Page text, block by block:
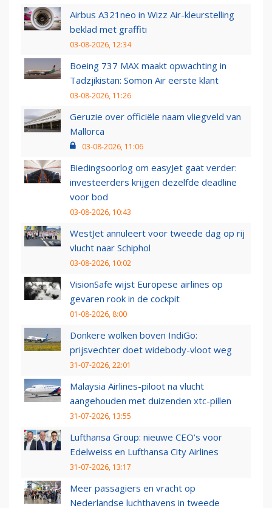
Airbus A321neo in Wizz Air-kleurstelling
beklad met graffiti
03-08-2026, 12:34
Boeing 737 MAX maakt opwachting in
Tadzjikistan: Somon Air eerste klant
03-08-2026, 11:26
Geruzie over officiële naam vliegveld van
Mallorca
03-08-2026, 11:06
Biedingsoorlog om easyJet gaat verder:
investeerders krijgen dezelfde deadline
voor bod
03-08-2026, 10:43
WestJet annuleert voor tweede dag op rij
vlucht naar Schiphol
03-08-2026, 10:02
VisionSafe wijst Europese airlines op
gevaren rook in de cockpit
01-08-2026, 8:00
Donkere wolken boven IndiGo:
prijsvechter doet widebody-vloot weg
31-07-2026, 22:01
Malaysia Airlines-piloot na vlucht
aangehouden met duizenden xtc-pillen
31-07-2026, 13:55
Lufthansa Group: nieuwe CEO’s voor
Edelweiss en Lufthansa City Airlines
31-07-2026, 13:17
Meer passagiers en vracht op
Nederlandse luchthavens in tweede